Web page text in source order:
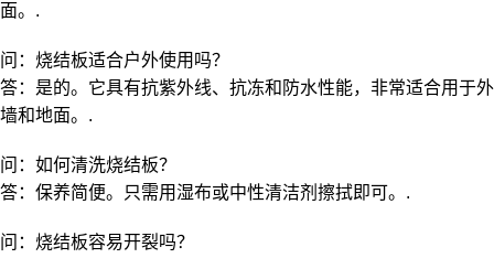
面。.
问：烧结板适合户外使用吗？
答：是的。它具有抗紫外线、抗冻和防水性能，非常适合用于外
墙和地面。.
问：如何清洗烧结板？
答：保养简便。只需用湿布或中性清洁剂擦拭即可。.
问：烧结板容易开裂吗？